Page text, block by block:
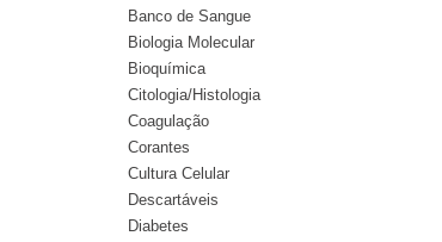
Banco de Sangue
Biologia Molecular
Bioquímica
Citologia/Histologia
Coagulação
Corantes
Cultura Celular
Descartáveis
Diabetes